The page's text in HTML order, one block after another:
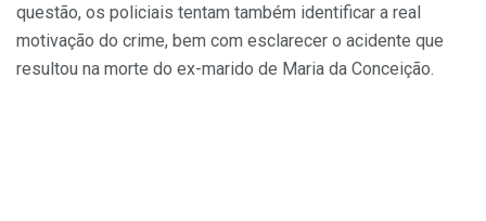
questão, os policiais tentam também identificar a real
motivação do crime, bem com esclarecer o acidente que
resultou na morte do ex-marido de Maria da Conceição.